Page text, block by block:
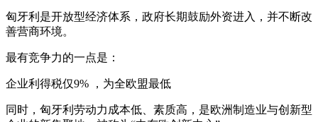
匈牙利是开放型经济体系，政府长期鼓励外资进入，并不断改
善营商环境。
最有竞争力的一点是：
企业利得税仅9% ，为全欧盟最低
同时，匈牙利劳动力成本低、素质高，是欧洲制造业与创新型